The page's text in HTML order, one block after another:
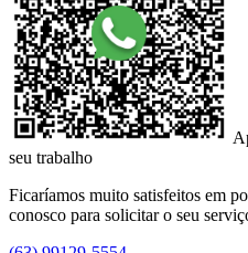
seu trabalho
Ficaríamos muito satisfeitos em
conosco para solicitar o seu